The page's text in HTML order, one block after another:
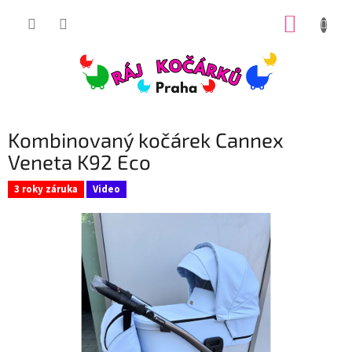
Kombinovaný kočárek Cannex
Veneta K92 Eco
3 roky záruka Video